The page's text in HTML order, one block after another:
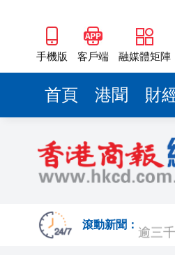
手機版 客戶端 融媒體矩陣
首頁 港聞 財
滾動新聞： 逾三